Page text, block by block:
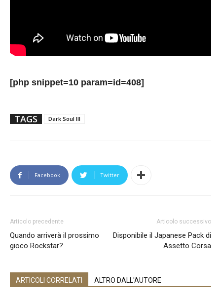
[php snippet=10 param=id=408]
TAGS Dark Soul III
Facebook Twitter
Articolo precedente
Quando arriverà il prossimo
gioco Rockstar?
Articolo successivo
Disponibile il Japanese Pack di
Assetto Corsa
ARTICOLI CORRELATI ALTRO DALL'AUTORE